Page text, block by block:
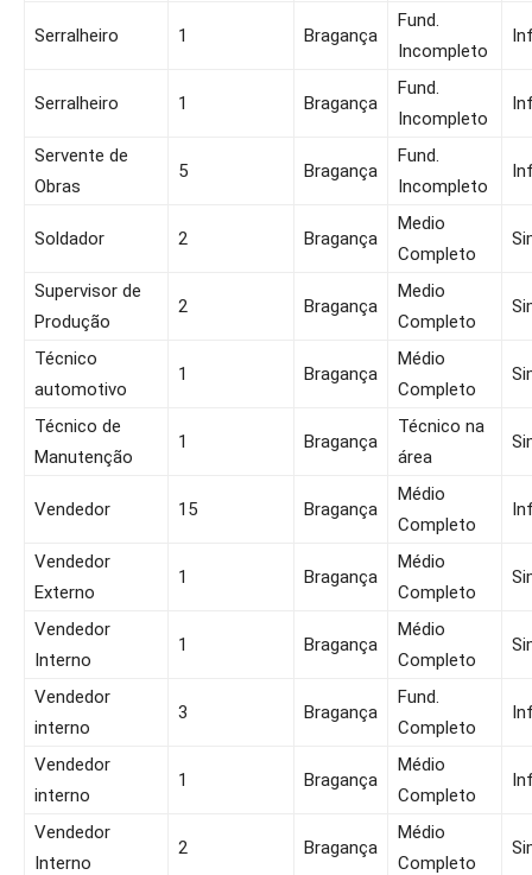
Serralheiro 1 Bragança
Fund.
Incompleto
Serralheiro 1 Bragança
Fund.
Incompleto
Servente de
Obras
5 Bragança
Fund.
Incompleto
Soldador 2 Bragança
Medio
Completo
Supervisor de
Produção
2 Bragança
Medio
Completo
Técnico
automotivo
1 Bragança
Médio
Completo
Técnico de
Manutenção
1 Bragança
Técnico na
área
Vendedor 15 Bragança
Médio
Completo
Vendedor
Externo
1 Bragança
Médio
Completo
Vendedor
Interno
1 Bragança
Médio
Completo
Vendedor
interno
3 Bragança
Fund.
Completo
Vendedor
interno
1 Bragança
Médio
Completo
Vendedor
Interno
2 Bragança
Médio
Completo